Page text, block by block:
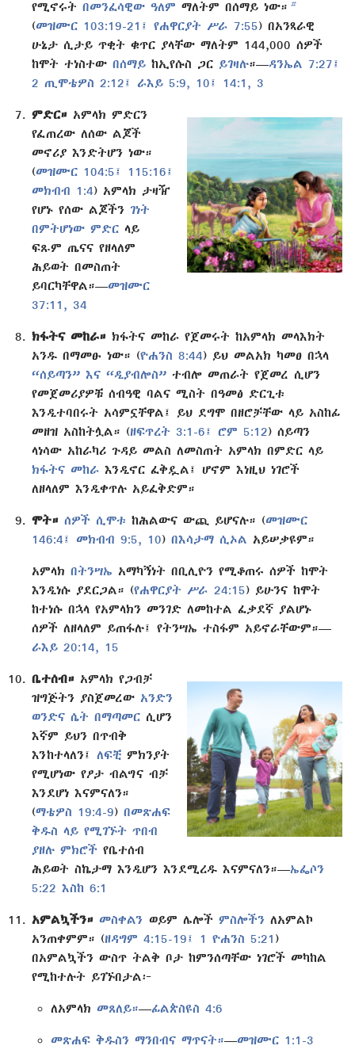
የሚኖሩት በመንፈሳዊው ዓለም ማለትም በሰማይ ነው። b
(መዝሙር 103:19-21፤ የሐዋርያት ሥራ 7:55) በአንጻራዊ
ሁኔታ ሲታይ ጥቂት ቁጥር ያላቸው ማለትም 144,000 ሰዎች
ከሞት ተነስተው በሰማይ ከኢየሱስ ጋር ይገዛሉ።—ዳንኤል 7:27፤
2 ጢሞቴዎስ 2:12፤
ራእይ 5:9, 10፤ 14:1, 3
ምድር። አምላክ ምድርን
የፈጠረው ለሰው ልጆች
መኖሪያ እንድትሆን ነው።
(መዝሙር 104:5፤
115:16፤
መክብብ 1:4) አምላክ ታዛዥ
የሆኑ የሰው ልጆችን ገነት
በምትሆነው ምድር ላይ
ፍጹም ጤናና የዘላለም
ሕይወት በመስጠት
ይባርካቸዋል።—መዝሙር
37:11,
34
ክፋትና መከራ። ክፋትና መከራ የጀመሩት ከአምላክ መላእክት
አንዱ በማመፁ ነው። (ዮሐንስ 8:44) ይህ መልአክ ካመፀ በኋላ
“ሰይጣን” እና “ዲያብሎስ” ተብሎ መጠራት የጀመረ ሲሆን
የመጀመሪያዎቹ ሰብዓዊ ባልና ሚስት በዓመፅ ድርጊቱ
እንዲተባበሩት አሳምኗቸዋል፤ ይህ ደግሞ በዘሮቻቸው ላይ አስከፊ
መዘዝ አስከትሏል። (ዘፍጥረት 3:1-6፤ ሮም 5:12) ሰይጣን
ላነሳው አከራካሪ ጉዳይ መልስ ለመስጠት አምላክ በምድር ላይ
ክፋትና መከራ እንዲኖር ፈቅዷል፤ ሆኖም እነዚህ ነገሮች
ለዘላለም እንዲቀጥሉ አይፈቅድም።
ሞት። ሰዎች ሲሞቱ ከሕልውና ውጪ ይሆናሉ። (መዝሙር
146:4፤
መክብብ 9:5, 10) በእሳታማ ሲኦል አይሠቃዩም።
አምላክ በትንሣኤ አማካኝነት በቢሊዮን የሚቆጠሩ ሰዎች ከሞት
እንዲነሱ ያደርጋል። (የሐዋርያት ሥራ 24:15) ይሁንና ከሞት
ከተነሱ በኋላ የአምላክን መንገድ ለመከተል ፈቃደኛ ያልሆኑ
ሰዎች ለዘላለም ይጠፋሉ፤ የትንሣኤ ተስፋም አይኖራቸውም።—
ራእይ 20:14, 15
ቤተሰብ። አምላክ የጋብቻ
ዝግጅትን ያስጀመረው አንድን
ወንድና ሴት በማጣመር ሲሆን
እኛም ይህን በጥብቅ
እንከተላለን፤ ለፍቺ ምክንያት
የሚሆነው የፆታ ብልግና ብቻ
እንደሆነ እናምናለን።
(ማቴዎስ 19:4-9) በመጽሐፍ
ቅዱስ ላይ የሚገኙት ጥበብ
ያዘሉ ምክሮች የቤተሰብ
ሕይወት ስኬታማ እንዲሆን እንደሚረዱ እናምናለን።—ኤፌሶን
5:22 እስከ 6:1
አምልኳችን። መስቀልን ወይም ሌሎች ምስሎችን ለአምልኮ
አንጠቀምም። (ዘዳግም 4:15-19፤ 1 ዮሐንስ 5:21 )
በአምልኳችን ውስጥ ትልቅ ቦታ ከምንሰጣቸው ነገሮች መካከል
የሚከተሉት ይገኙበታል፦
ለአምላክ መጸለይ።—ፊልጵስዩስ 4:6
መጽሐፍ ቅዱስን ማንበብና ማጥናት።—መዝሙር 1:1-3